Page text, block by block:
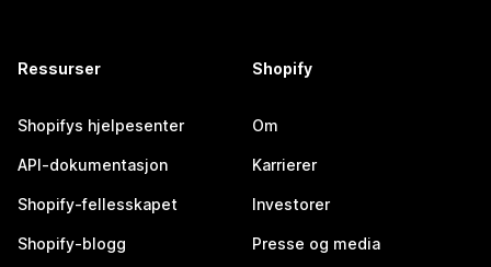
Ressurser
Shopifys hjelpesenter
API-dokumentasjon
Shopify-fellesskapet
Shopify-blogg
Shopify
Om
Karrierer
Investorer
Presse og media